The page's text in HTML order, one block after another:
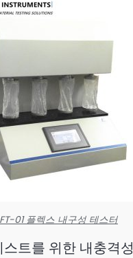
01 플렉스 내구성 테스터
트를 위한 내충격성